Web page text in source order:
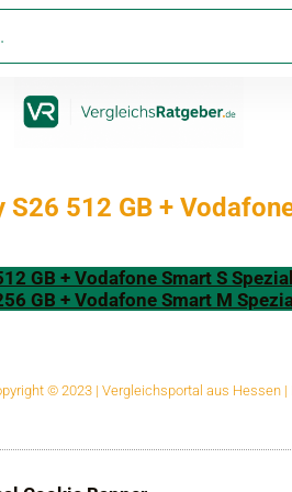
S26 512 GB +
GB + Vodafone Smart S Spezial
GB + Vodafone Smart M
© 2023 | Vergleichsportal aus Hessen